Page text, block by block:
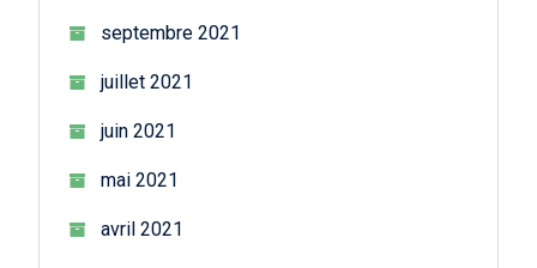
septembre 2021
juillet 2021
juin 2021
mai 2021
avril 2021